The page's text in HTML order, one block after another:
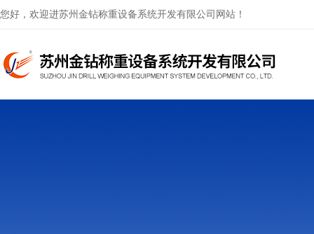
您好，欢迎进苏州金钻称重设备系统开发有限公司网站！